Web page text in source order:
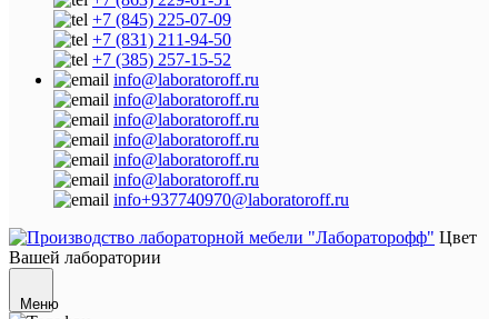
+7 (845) 225-07-09
+7 (831) 211-94-50
+7 (385) 257-15-52
info@laboratoroff.ru
info@laboratoroff.ru
info@laboratoroff.ru
info@laboratoroff.ru
info@laboratoroff.ru
info@laboratoroff.ru
info+937740970@laboratoroff.ru
Цвет
Вашей лаборатории
Меню